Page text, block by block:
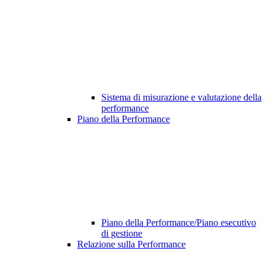
Sistema di misurazione e valutazione della
performance
Piano della Performance
Piano della Performance/Piano esecutivo
di gestione
Relazione sulla Performance